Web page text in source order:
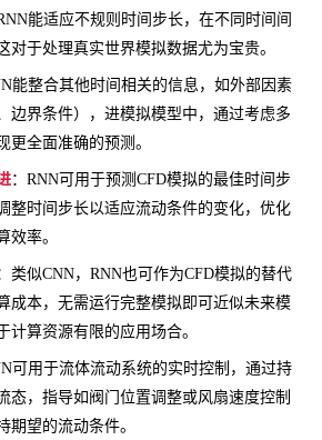
能适应不规则时间步长，在不同时间间
对于处理真实世界模拟数据尤为宝贵。
能整合其他时间相关的信息，如外部因素
边界条件），进模拟模型中，通过考虑多
更全面准确的预测。
：RNN可用于预测CFD模拟的最佳时间步
整时间步长以适应流动条件的变化，优化
效率。
类似CNN，RNN也可作为CFD模拟的替代
成本，无需运行完整模拟即可近似未来模
计算资源有限的应用场合。
可用于流体流动系统的实时控制，通过持
态，指导如阀门位置调整或风扇速度控制
期望的流动条件。